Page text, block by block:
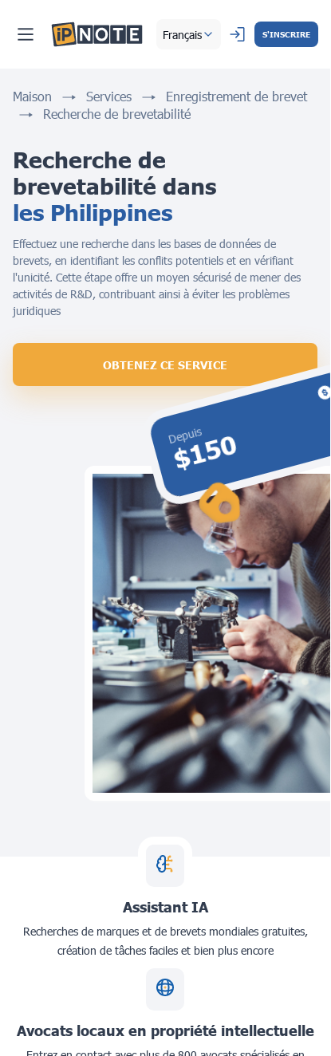
Français S'INSCRIRE
Maison Services
Enregistrement de brevet
Recherche de brevetabilité
Recherche de
brevetabilité dans
les Philippines
Depuis
$150
Effectuez une recherche dans les bases de données de
brevets, en identifiant les conflits potentiels et en vérifiant
l'unicité. Cette étape offre un moyen sécurisé de mener des
activités de R&D, contribuant ainsi à éviter les problèmes
juridiques
OBTENEZ CE SERVICE
Assistant IA
Recherches de marques et de brevets mondiales gratuites,
création de tâches faciles et bien plus encore
Avocats locaux en propriété intellectuelle